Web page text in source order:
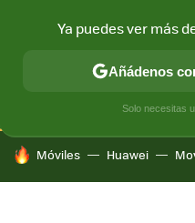
CONECTIVIDAD MÓVIL Y
HOY SE HABLA DE
Móviles Huawei
Ya puedes ver más
Añádenos
Solo necesitas